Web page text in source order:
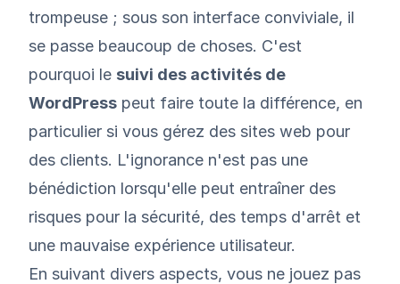
trompeuse ; sous son interface conviviale, il
se passe beaucoup de choses. C'est
pourquoi le suivi des activités de
WordPress peut faire toute la différence, en
particulier si vous gérez des sites web pour
des clients. L'ignorance n'est pas une
bénédiction lorsqu'elle peut entraîner des
risques pour la sécurité, des temps d'arrêt et
une mauvaise expérience utilisateur.
En suivant divers aspects, vous ne jouez pas